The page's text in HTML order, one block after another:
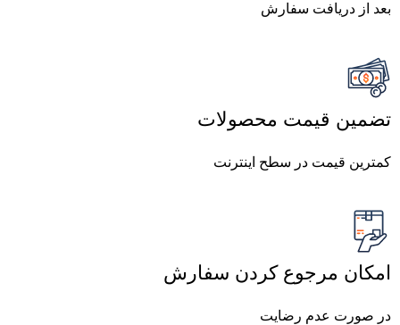
بعد از دریافت سفارش
تضمین قیمت محصولات
کمترین قیمت در سطح اینترنت
امکان مرجوع کردن سفارش
در صورت عدم رضایت